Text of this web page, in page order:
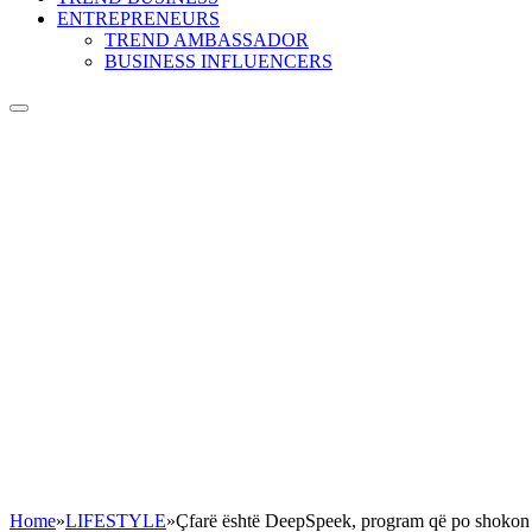
ENTREPRENEURS
TREND AMBASSADOR
BUSINESS INFLUENCERS
Home»LIFESTYLE»Çfarë është DeepSpeek, program që po